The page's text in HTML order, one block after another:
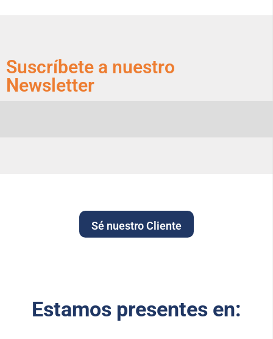
Suscríbete a nuestro
Newsletter
Sé nuestro Cliente
Estamos presentes en: